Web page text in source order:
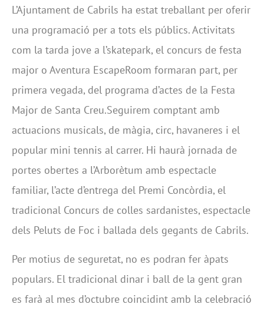
L’Ajuntament de Cabrils ha estat treballant per oferir
una programació per a tots els públics. Activitats
com la tarda jove a l’skatepark, el concurs de festa
major o Aventura EscapeRoom formaran part, per
primera vegada, del programa d’actes de la Festa
Major de Santa Creu.Seguirem comptant amb
actuacions musicals, de màgia, circ, havaneres i el
popular mini tennis al carrer. Hi haurà jornada de
portes obertes a l’Arborètum amb espectacle
familiar, l’acte d’entrega del Premi Concòrdia, el
tradicional Concurs de colles sardanistes, espectacle
dels Peluts de Foc i ballada dels gegants de Cabrils.
Per motius de seguretat, no es podran fer àpats
populars. El tradicional dinar i ball de la gent gran
es farà al mes d’octubre coincidint amb la celebració